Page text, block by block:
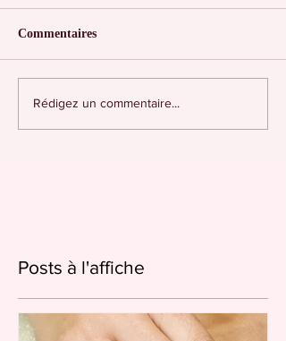
Commentaires
Rédigez un commentaire...
Posts à l'affiche